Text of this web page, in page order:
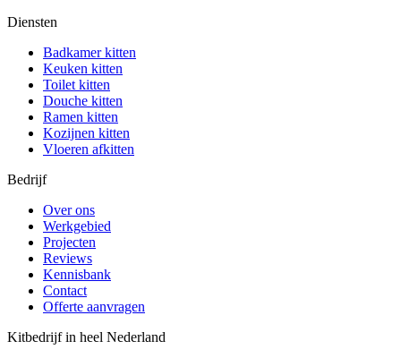
Diensten
Badkamer kitten
Keuken kitten
Toilet kitten
Douche kitten
Ramen kitten
Kozijnen kitten
Vloeren afkitten
Bedrijf
Over ons
Werkgebied
Projecten
Reviews
Kennisbank
Contact
Offerte aanvragen
Kitbedrijf in heel Nederland